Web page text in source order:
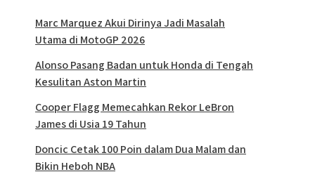
Marc Marquez Akui Dirinya Jadi Masalah
Utama di MotoGP 2026
Alonso Pasang Badan untuk Honda di Tengah
Kesulitan Aston Martin
Cooper Flagg Memecahkan Rekor LeBron
James di Usia 19 Tahun
Doncic Cetak 100 Poin dalam Dua Malam dan
Bikin Heboh NBA